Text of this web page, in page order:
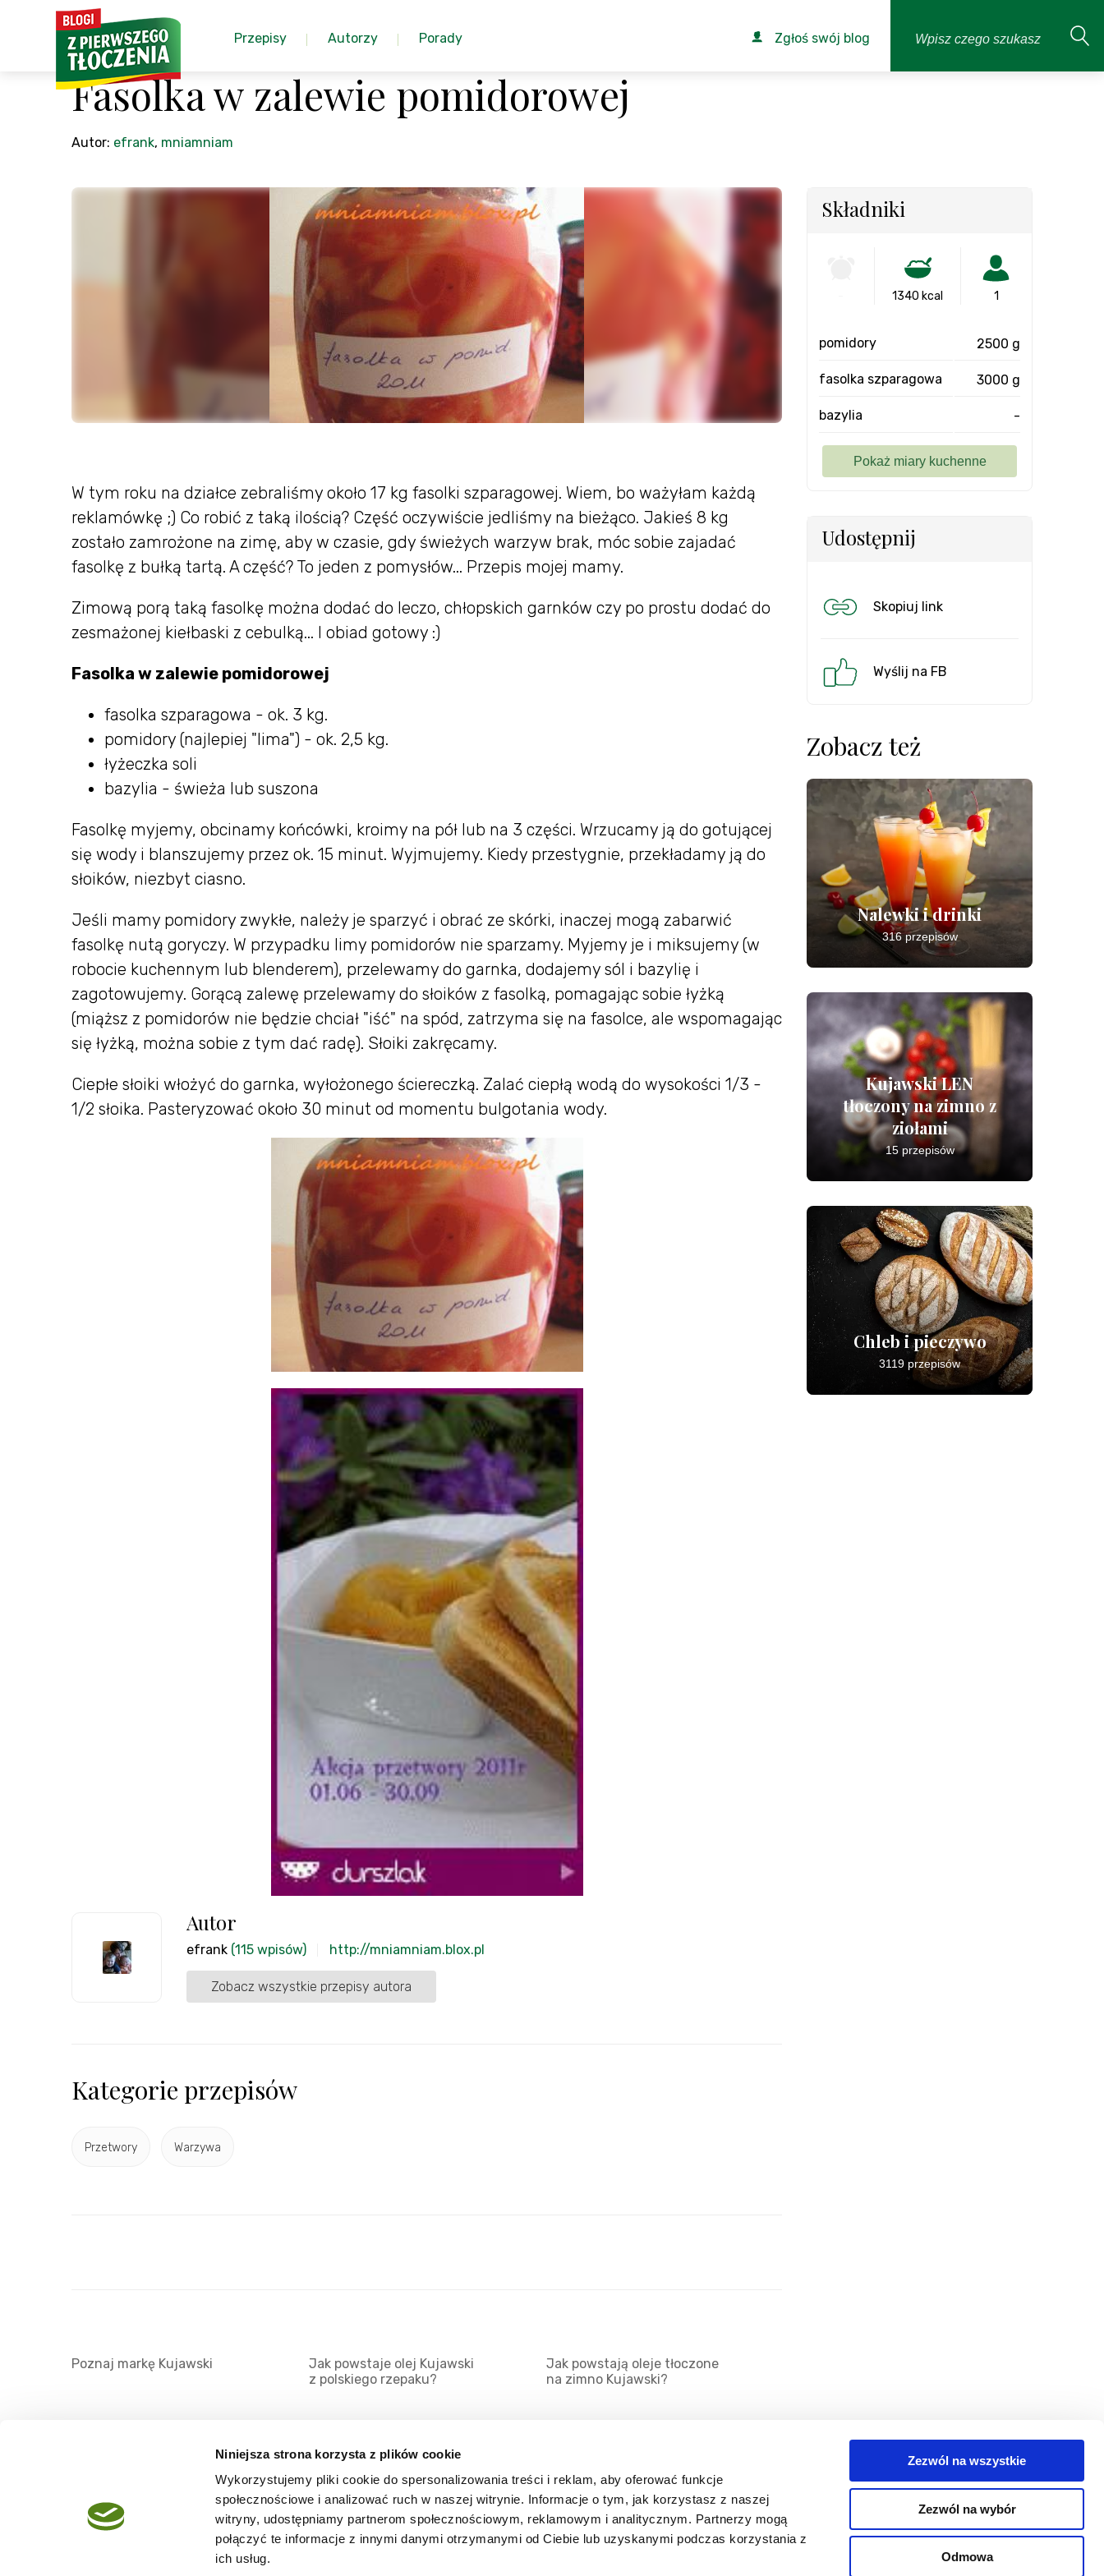
Niniejsza strona korzysta z plików cookie
Wykorzystujemy pliki cookie do spersonalizowania treści i reklam, aby oferować funkcje
społecznościowe i analizować ruch w naszej witrynie. Informacje o tym, jak korzystasz z naszej
witryny, udostępniamy partnerom społecznościowym, reklamowym i analitycznym. Partnerzy mogą
połączyć te informacje z innymi danymi otrzymanymi od Ciebie lub uzyskanymi podczas korzystania z
ich usług.
Zezwól na wszystkie
Zezwól na wybór
Odmowa
Przepisy Autorzy Porady Zgłoś swój blog
Fasolka w zalewie pomidorowej
Autor: efrank, mniamniam
W tym roku na działce zebraliśmy około 17 kg fasolki szparagowej. Wiem, bo ważyłam każdą
reklamówkę ;) Co robić z taką ilością? Część oczywiście jedliśmy na bieżąco. Jakieś 8 kg
zostało zamrożone na zimę, aby w czasie, gdy świeżych warzyw brak, móc sobie zajadać
fasolkę z bułką tartą. A część? To jeden z pomysłów... Przepis mojej mamy.
Zimową porą taką fasolkę można dodać do leczo, chłopskich garnków czy po prostu dodać do
zesmażonej kiełbaski z cebulką... I obiad gotowy :)
Fasolka w zalewie pomidorowej
fasolka szparagowa - ok. 3 kg.
pomidory (najlepiej "lima") - ok. 2,5 kg.
łyżeczka soli
bazylia - świeża lub suszona
Fasolkę myjemy, obcinamy końcówki, kroimy na pół lub na 3 części. Wrzucamy ją do gotującej
się wody i blanszujemy przez ok. 15 minut. Wyjmujemy. Kiedy przestygnie, przekładamy ją do
słoików, niezbyt ciasno.
Jeśli mamy pomidory zwykłe, należy je sparzyć i obrać ze skórki, inaczej mogą zabarwić
fasolkę nutą goryczy. W przypadku limy pomidorów nie sparzamy. Myjemy je i miksujemy (w
robocie kuchennym lub blenderem), przelewamy do garnka, dodajemy sól i bazylię i
zagotowujemy. Gorącą zalewę przelewamy do słoików z fasolką, pomagając sobie łyżką
(miąższ z pomidorów nie będzie chciał "iść" na spód, zatrzyma się na fasolce, ale wspomagając
się łyżką, można sobie z tym dać radę). Słoiki zakręcamy.
Ciepłe słoiki włożyć do garnka, wyłożonego ściereczką. Zalać ciepłą wodą do wysokości 1/3 -
1/2 słoika. Pasteryzować około 30 minut od momentu bulgotania wody.
Autor
efrank (115 wpisów) http://mniamniam.blox.pl
Zobacz wszystkie przepisy autora
Kategorie przepisów
Przetwory Warzywa
Składniki
1340 kcal 1
pomidory 2500 g
fasolka szparagowa 3000 g
bazylia -
Udostępnij
Skopiuj link
Wyślij na FB
Zobacz też
Nalewki i drinki
316 przepisów
Kujawski LEN
tłoczony na zimno z
ziołami
15 przepisów
Chleb i pieczywo
3119 przepisów
Poznaj markę Kujawski
Jak powstaje olej Kujawski
z polskiego rzepaku?
Jak powstają oleje tłoczone
na zimno Kujawski?
Regulamin
Mapa serwisu
Kanały RSS
Porady
Kategorie
Kontakt
Zaloguj się